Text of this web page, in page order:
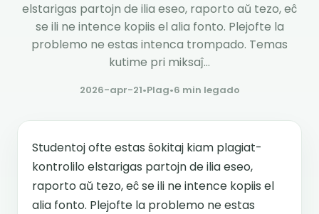
elstarigas partojn de ilia eseo, raporto aŭ tezo, eĉ
se ili ne intence kopiis el alia fonto. Plejofte la
problemo ne estas intenca trompado. Temas
kutime pri miksaĵ...
2026-apr-21•Plag•6 min legado
Studentoj ofte estas ŝokitaj kiam plagiat-
kontrolilo elstarigas partojn de ilia eseo,
raporto aŭ tezo, eĉ se ili ne intence kopiis el
alia fonto. Plejofte la problemo ne estas